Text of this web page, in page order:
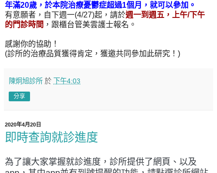
年滿20歲，於本院治療憂鬱症超過1個月，就可以參加。
有意願者，自下週一(4/27)起，請於週一到週五，上午/下午
的門診時間 ，跟櫃台管美雲護士報名。
感謝你的協助！
(診所的治療品質獲得肯定，獲邀共同參加此研究！)
陳炯旭診所 於 下午4:03
分享
2020年4月20日
即時查詢就診進度
為了讓大家掌握就診進度，診所提供了網頁、以及